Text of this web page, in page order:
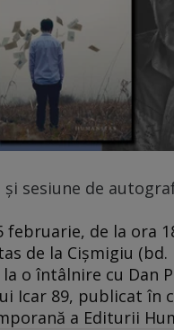
sesiune de
februarie, de la ora
de la Cişmigiu (bd.
o întâlnire cu Dan
Icar 89, publicat în
a Editurii